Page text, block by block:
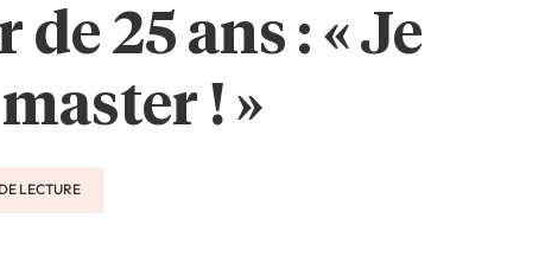
25 ans : « Je
! »
LECTURE